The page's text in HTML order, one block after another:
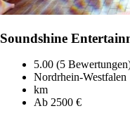
Soundshine
5.00 (5
Nordrhein-Westfalen
km
Ab 2500 €